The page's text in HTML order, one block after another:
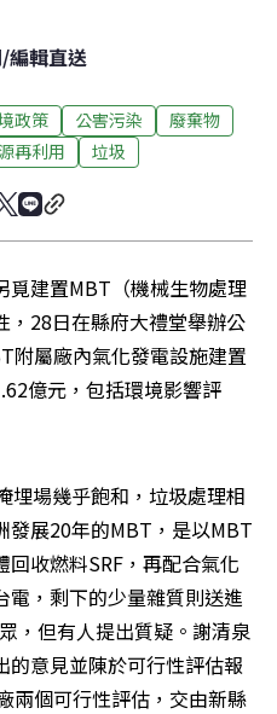
/編輯直送
政策 公害污染
廢棄物
再利用 垃圾
覓建置MBT（機械生物處理
，28日在縣府大禮堂舉辦公
附屬廠內氣化發電設施建置
億元，包括環境影響評
埋場幾乎飽和，垃圾處理相
發展20年的MBT，是以MBT
收燃料SRF，再配合氣化
，剩下的少量雜質則送進
，但有人提出質疑。謝清泉
意見並陳於可行性評估報
兩個可行性評估，交由新縣